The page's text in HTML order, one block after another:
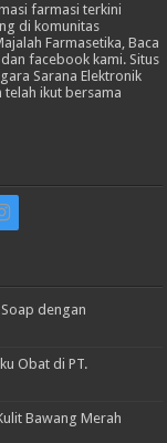
farmasi terkini
di komunitas
Farmasetika, Baca
facebook kami. Situs
Sarana Elektronik
telah ikut bersama
dengan
Obat di PT.
Bawang Merah